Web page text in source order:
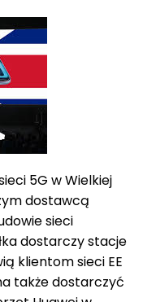
5G w Wielkiej
dostawcą
sieci
dostarczy stacje
klientom sieci EE
także dostarczyć